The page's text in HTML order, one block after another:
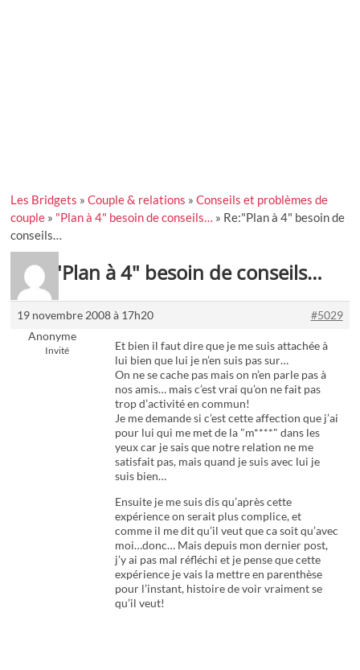
Les Bridgets »Couple & relations »Conseils et problèmes de
couple » "Plan à 4" besoin de conseils… » Re:"Plan à 4" besoin de
conseils…
Re:"Plan à 4" besoin de conseils…
19 novembre 2008 à 17h20
#5029
Anonyme
Invité
Et bien il faut dire que je me suis attachée à
lui bien que lui je n’en suis pas sur…
On ne se cache pas mais on n’en parle pas à
nos amis… mais c’est vrai qu’on ne fait pas
trop d’activité en commun!
Je me demande si c’est cette affection que j’ai
pour lui qui me met de la "m****" dans les
yeux car je sais que notre relation ne me
satisfait pas, mais quand je suis avec lui je
suis bien…
Ensuite je me suis dis qu’après cette
expérience on serait plus complice, et
comme il me dit qu’il veut que ca soit qu’avec
moi…donc… Mais depuis mon dernier post,
j’y ai pas mal réfléchi et je pense que cette
expérience je vais la mettre en parenthèse
pour l’instant, histoire de voir vraiment se
qu’il veut!